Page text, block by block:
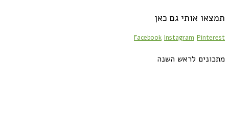
תמצאו אותי גם כאן
Facebook Instagram Pinterest
מתכונים לראש השנה